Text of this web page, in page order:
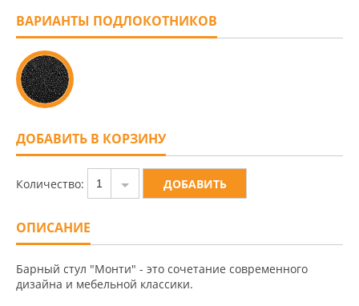
ВАРИАНТЫ ПОДЛОКОТНИКОВ
ДОБАВИТЬ В КОРЗИНУ
Количество: 1
ОПИСАНИЕ
Барный стул "Монти" - это сочетание современного
дизайна и мебельной классики.